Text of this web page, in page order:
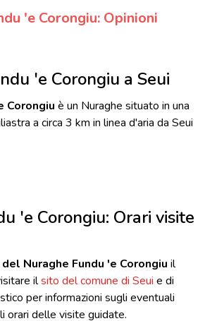
'e Corongiu: Opinioni
'e Corongiu a Seui
Corongiu è un Nuraghe situato in una
a circa 3 km in linea d'aria da Seui
'e Corongiu: Orari visite
Nuraghe Fundu 'e Corongiu il
ilsito del comune di Seui e di
per informazioni sugli eventuali
orari delle visite guidate.